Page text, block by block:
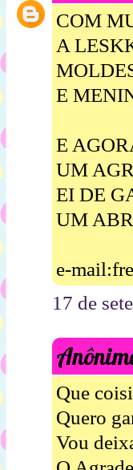
COM
A
E
E
UM
EI DE
UM
e-
17 de
Que
Quero
Vou